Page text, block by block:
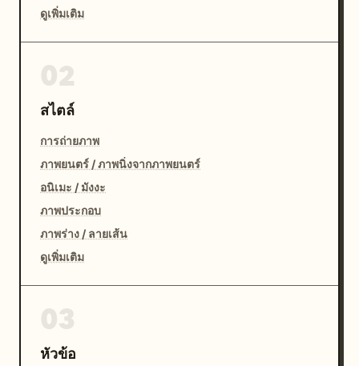
ดูเพิ่มเติม
สไตล์
การถ่ายภาพ
ภาพยนตร์ / ภาพนิ่งจากภาพยนตร์
อนิเมะ / มังงะ
ภาพประกอบ
ภาพร่าง / ลายเส้น
ดูเพิ่มเติม
หัวข้อ